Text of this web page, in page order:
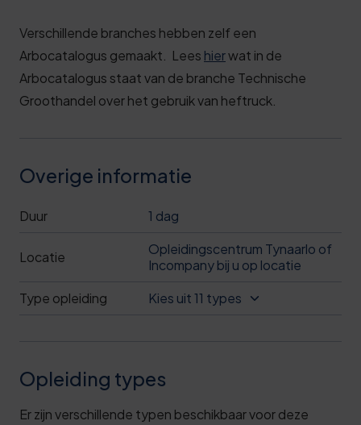
Verschillende branches hebben zelf een
Arbocatalogus gemaakt. Lees hierwat in de
Arbocatalogus staat van de branche Technische
Groothandel over het gebruik van heftruck.
Overige informatie
Duur 1 dag
Locatie
Opleidingscentrum Tynaarlo of
Incompany bij u op locatie
Type opleiding
Kies uit 11 types
Opleiding types
Er zijn verschillende typen beschikbaar voor deze